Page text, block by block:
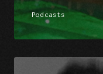
Podcasts